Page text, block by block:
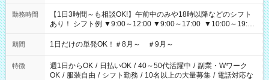
勤務時間
【1日3時間～も相談OK!】午前中のみや18時以降などのシフト
あり！ シフト例 ▼9:00～12:00 ▼9:00～17:00 ▼10:00～19:00
▼18:00～21:00
期間 1日だけの単発OK！＃8月～ ＃9月～
特徴 週1日からOK / 日払いOK / 40～50代活躍中 / 副業・Wワーク
OK / 服装自由 / シフト勤務 / 10名以上の大量募集 / 電話対応な